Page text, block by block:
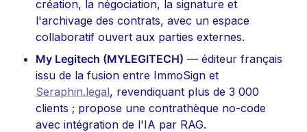
création, la négociation, la signature et
l'archivage des contrats, avec un espace
collaboratif ouvert aux parties externes.
My Legitech (MYLEGITECH) — éditeur français
Seraphin.legal, revendiquant plus de 3 000
clients ; propose une contrathèque no-code
avec intégration de l'IA par RAG.